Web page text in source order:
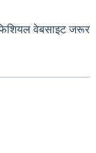
वेबसाइट जरूर